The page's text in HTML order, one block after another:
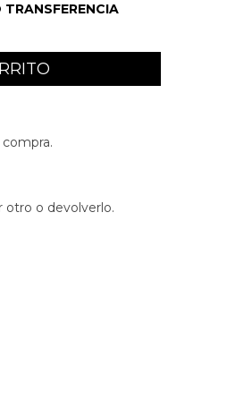
otro o devolverlo.